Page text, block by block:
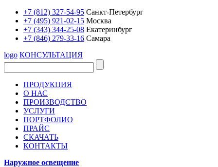
+7 (812) 327-54-95 Санкт-Петербург
+7 (495) 921-02-15 Москва
+7 (343) 344-25-08 Екатеринбург
+7 (846) 279-33-16 Самара
logo КОНСУЛЬТАЦИЯ
ПРОДУКЦИЯ
О НАС
ПРОИЗВОДСТВО
УСЛУГИ
ПОРТФОЛИО
ПРАЙС
СКАЧАТЬ
КОНТАКТЫ
Наружное освещение